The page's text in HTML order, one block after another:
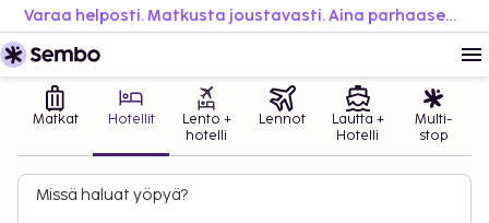
Varaa helposti. Matkusta joustavasti. Aina parhaaseen hintaan.
Matkat Hotellit
Lento +
hotelli
Lennot
Lautta +
Hotelli
Multi-
stop
Missä haluat yöpyä?